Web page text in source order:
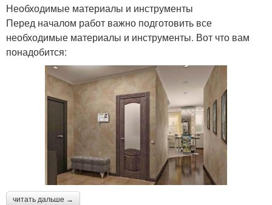
Необходимые материалы и инструменты
Перед началом работ важно подготовить все
необходимые материалы и инструменты. Вот что вам
понадобится:
читать дальше →